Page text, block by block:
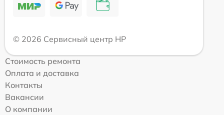
© 2026 Сервисный центр HP
Стоимость ремонта
Оплата и доставка
Контакты
Вакансии
О компании